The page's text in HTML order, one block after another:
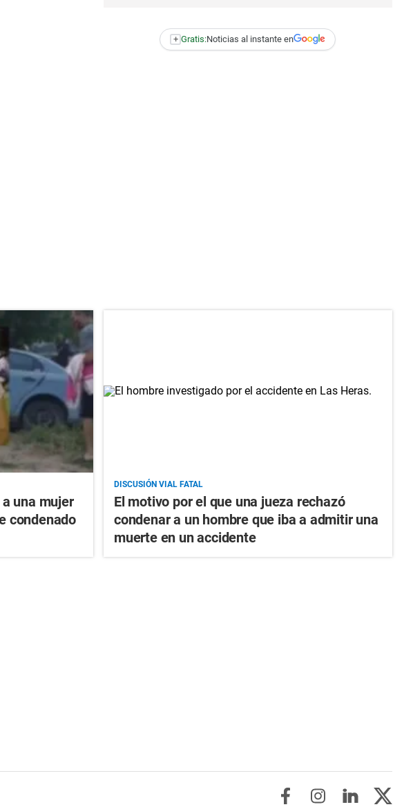
+ Gratis:Noticias al instante en
una mujer
condenado
DISCUSIÓN VIAL FATAL
El motivo por el que una jueza rechazó
condenar a un hombre que iba a admitir una
muerte en un accidente